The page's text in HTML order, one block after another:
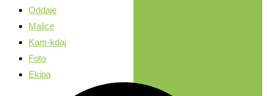
Oddaje
Malice
Kam-kdaj
Foto
Ekipa